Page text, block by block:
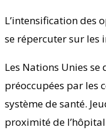
L’intensification des
se répercuter sur les
Les Nations Unies
préoccupées par les
système de santé.
proximité de